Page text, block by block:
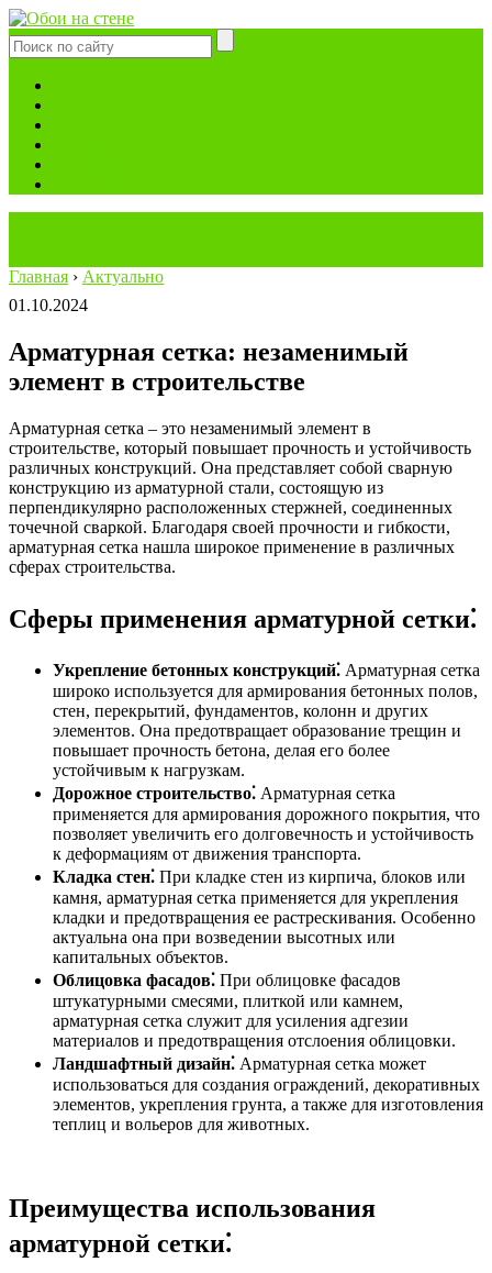
Главная › Актуально
01.10.2024
Арматурная сетка: незаменимый
элемент в строительстве
Арматурная сетка ‒ это незаменимый элемент в
строительстве, который повышает прочность и устойчивость
различных конструкций. Она представляет собой сварную
конструкцию из арматурной стали, состоящую из
перпендикулярно расположенных стержней, соединенных
точечной сваркой. Благодаря своей прочности и гибкости,
арматурная сетка нашла широкое применение в различных
сферах строительства.
Сферы применения арматурной сетки⁚
Укрепление бетонных конструкций⁚ Арматурная сетка
широко используется для армирования бетонных полов,
стен, перекрытий, фундаментов, колонн и других
элементов. Она предотвращает образование трещин и
повышает прочность бетона, делая его более
устойчивым к нагрузкам.
Дорожное строительство⁚ Арматурная сетка
применяется для армирования дорожного покрытия, что
позволяет увеличить его долговечность и устойчивость
к деформациям от движения транспорта.
Кладка стен⁚ При кладке стен из кирпича, блоков или
камня, арматурная сетка применяется для укрепления
кладки и предотвращения ее растрескивания. Особенно
актуальна она при возведении высотных или
капитальных объектов.
Облицовка фасадов⁚ При облицовке фасадов
штукатурными смесями, плиткой или камнем,
арматурная сетка служит для усиления адгезии
материалов и предотвращения отслоения облицовки.
Ландшафтный дизайн⁚ Арматурная сетка может
использоваться для создания ограждений, декоративных
элементов, укрепления грунта, а также для изготовления
теплиц и вольеров для животных.
Преимущества использования
арматурной сетки⁚